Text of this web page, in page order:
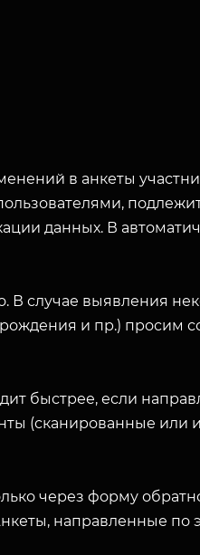
в анкеты
данных. В
В случае выявления
и пр.) просим
быстрее, если
(сканированные или
через форму
направленные по